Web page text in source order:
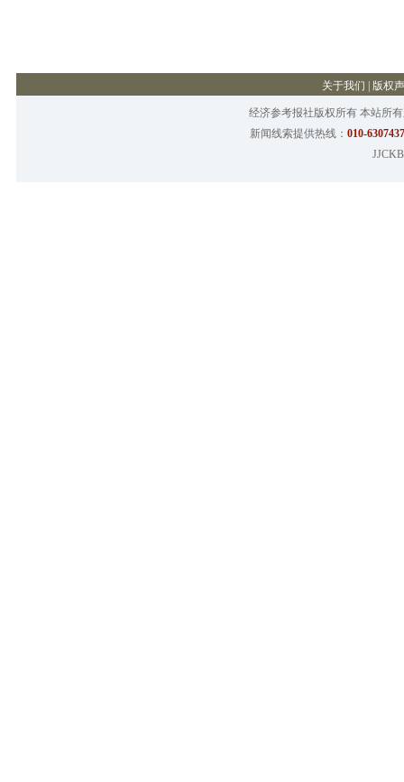
关于我们 版权
经济参考报社版权所有 本站所
新闻线索提供热线： 010-